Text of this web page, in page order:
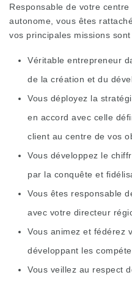
Responsable de votre
autonome, vous êtes
vos principales missions sont
Véritable entrepreneur
de la création et du
Vous déployez la
en accord avec celle
client au centre de vos
Vous développez le
par la conquête et
Vous êtes responsable
avec votre directeur
Vous animez et fédérez
développant les
Vous veillez au respect